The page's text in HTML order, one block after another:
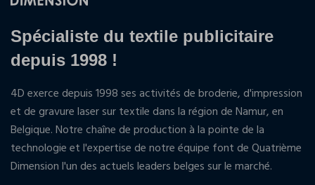
Spécialiste du textile publicitaire
depuis 1998 !
4D exerce depuis 1998 ses activités de broderie, d'impression
et de gravure laser sur textile dans la région de Namur, en
Belgique. Notre chaîne de production à la pointe de la
technologie et l'expertise de notre équipe font de Quatrième
Dimension l'un des actuels leaders belges sur le marché.